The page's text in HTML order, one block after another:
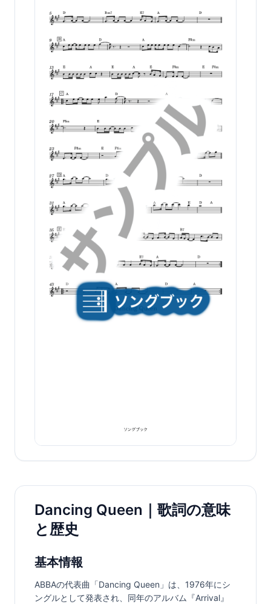
Dancing Queen｜歌詞の意味
と歴史
基本情報
ABBAの代表曲「Dancing Queen」は、1976年にシ
ングルとして発表され、同年のアルバム『Arrival』